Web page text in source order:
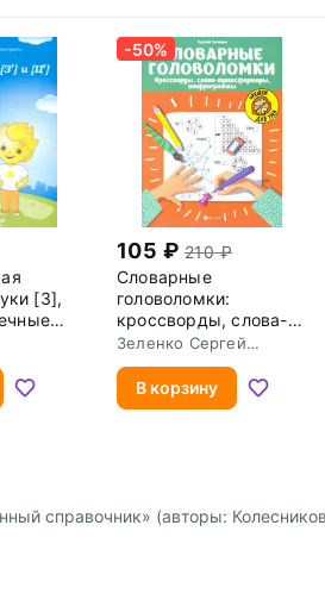
[З],
-50%
105
210
Словарные
головоломки:
кроссворды, слова-
трансформеры,
шифрограммы
Зеленко Сергей
Викторович
В корзину
справочник» (авторы: